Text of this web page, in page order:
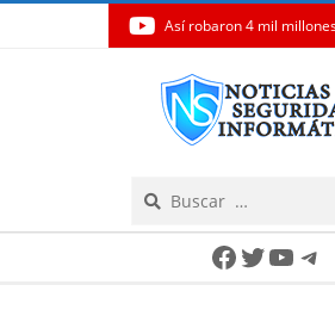
Así robaron 4 mil
Facebook
Twitter